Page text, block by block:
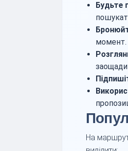
Будьте
момент.
На